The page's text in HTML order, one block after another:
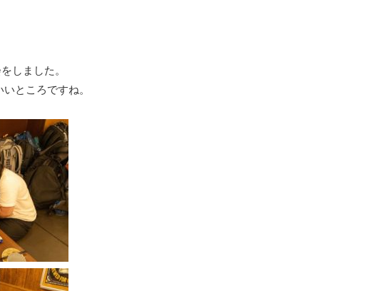
しました。
ところですね。